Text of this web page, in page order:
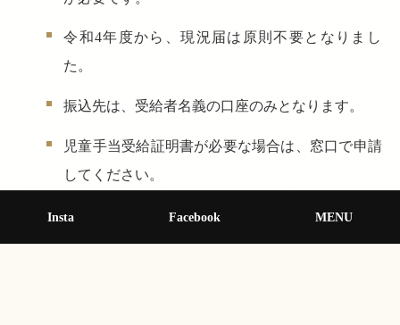
令和4年度から、現況届は原則不要となりまし
た。
振込先は、受給者名義の口座のみとなります。
児童手当受給証明書が必要な場合は、窓口で申請
してください。
手当が振り込まれない場合は、申請状況や現況届
の提出状況を確認してください。
Insta Facebook MENU